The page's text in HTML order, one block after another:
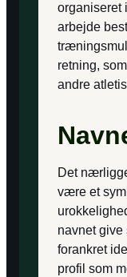
organiseret
arbejde
retning,
andre
Det
være et
navnet
forankret
profil som